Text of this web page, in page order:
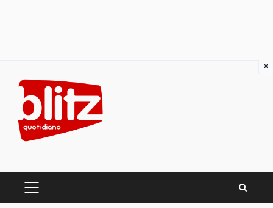
content
PRIMARY
×